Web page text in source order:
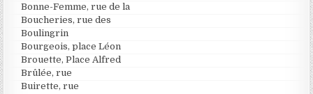
Bonne-Femme, rue de la
Boucheries, rue des
Boulingrin
Bourgeois, place Léon
Brouette, Place Alfred
Brûlée, rue
Buirette, rue